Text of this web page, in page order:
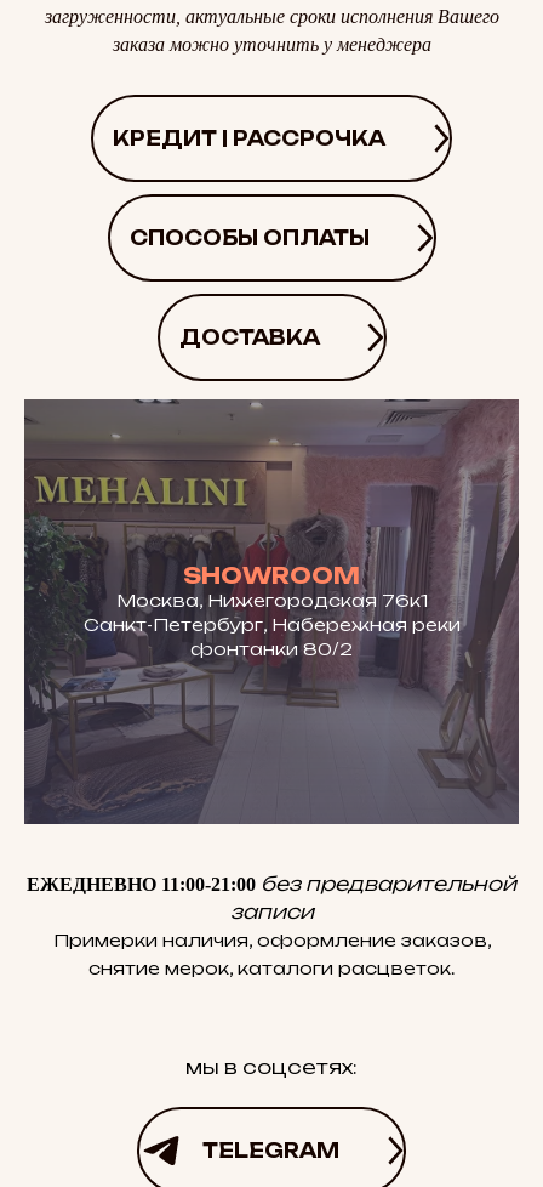
загруженности, актуальные сроки исполнения Вашего
заказа можно уточнить у менеджера
КРЕДИТ | РАССРОЧКА
СПОСОБЫ ОПЛАТЫ
ДОСТАВКА
SHOWROOM
Москва, Нижегородская 76к1
Санкт-Петербург, Набережная реки
фонтанки 80/2
ЕЖЕДНЕВНО 11:00-21:00 без предварительной
записи
Примерки наличия, оформление заказов,
снятие мерок, каталоги расцветок.
мы в соцсетях:
TELEGRAM